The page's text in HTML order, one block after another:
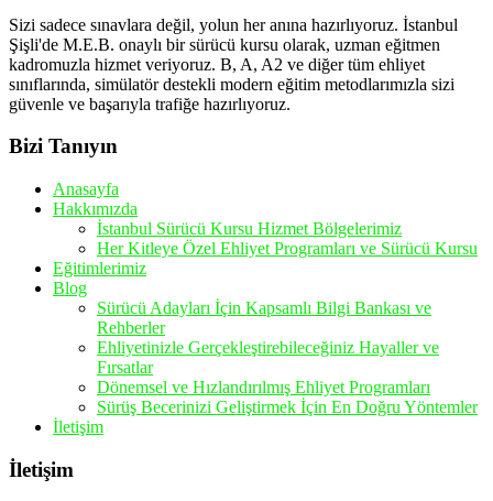
Sizi sadece sınavlara değil, yolun her anına hazırlıyoruz. İstanbul
Şişli'de M.E.B. onaylı bir sürücü kursu olarak, uzman eğitmen
kadromuzla hizmet veriyoruz. B, A, A2 ve diğer tüm ehliyet
sınıflarında, simülatör destekli modern eğitim metodlarımızla sizi
güvenle ve başarıyla trafiğe hazırlıyoruz.
Bizi Tanıyın
Anasayfa
Hakkımızda
İstanbul Sürücü Kursu Hizmet Bölgelerimiz
Her Kitleye Özel Ehliyet Programları ve Sürücü Kursu
Eğitimlerimiz
Blog
Sürücü Adayları İçin Kapsamlı Bilgi Bankası ve
Rehberler
Ehliyetinizle Gerçekleştirebileceğiniz Hayaller ve
Fırsatlar
Dönemsel ve Hızlandırılmış Ehliyet Programları
Sürüş Becerinizi Geliştirmek İçin En Doğru Yöntemler
İletişim
İletişim